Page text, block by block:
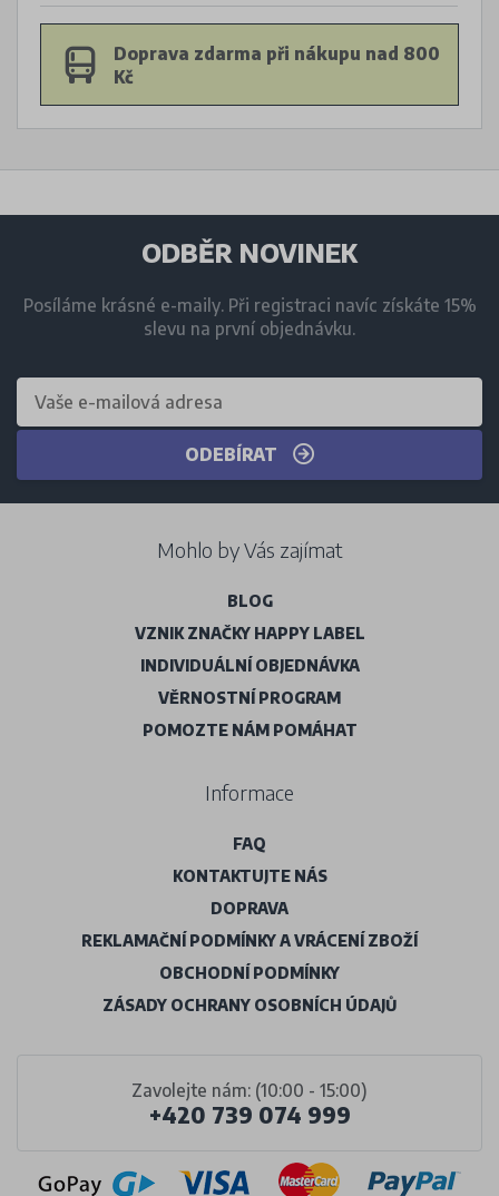
Doprava zdarma při nákupu nad 800
Kč
ODBĚR NOVINEK
Posíláme krásné e-maily. Při registraci navíc získáte 15%
slevu na první objednávku.
ODEBÍRAT
Zavolejte nám: (10:00 - 15:00)
+420 739 074 999
Mohlo by Vás zajímat
BLOG
VZNIK ZNAČKY HAPPY LABEL
INDIVIDUÁLNÍ OBJEDNÁVKA
VĚRNOSTNÍ PROGRAM
POMOZTE NÁM POMÁHAT
Informace
FAQ
KONTAKTUJTE NÁS
DOPRAVA
REKLAMAČNÍ PODMÍNKY A VRÁCENÍ ZBOŽÍ
OBCHODNÍ PODMÍNKY
ZÁSADY OCHRANY OSOBNÍCH ÚDAJŮ